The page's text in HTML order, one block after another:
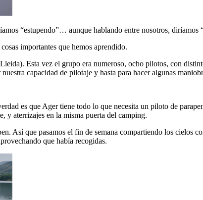
“estupendo”… aunque hablando entre nosotros, diríamos
importantes que hemos aprendido.
Esta vez el grupo era numeroso, ocho pilotos, con
capacidad de pilotaje y hasta para hacer algunas
es que Ager tiene todo lo que necesita un piloto de
y aterrizajes en la misma puerta del camping.
Así que pasamos el fin de semana compartiendo los cielos
que había recogidas.